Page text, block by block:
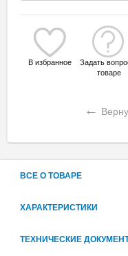
В избранное
Задать
товаре
←
ВСЕ О ТОВАРЕ
ХАРАКТЕРИСТИКИ
ТЕХНИЧЕСКИЕ